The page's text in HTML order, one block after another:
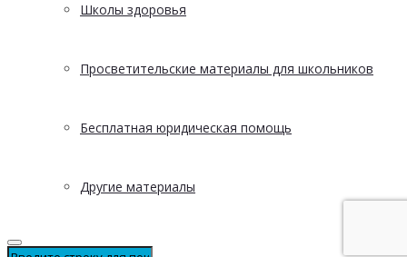
Школы здоровья
Просветительские материалы для школьников
Бесплатная юридическая помощь
Другие материалы